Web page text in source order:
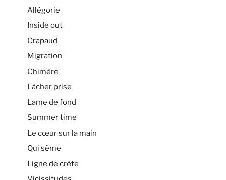
Allégorie
Inside out
Crapaud
Migration
Chimère
Lâcher prise
Lame de fond
Summer time
Le cœur sur la main
Qui sème
Ligne de crête